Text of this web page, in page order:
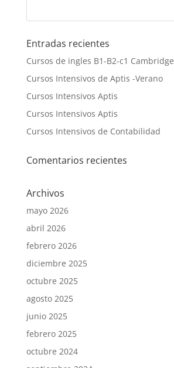
Entradas recientes
Cursos de ingles B1-B2-c1 Cambridge
Cursos Intensivos de Aptis -Verano
Cursos Intensivos Aptis
Cursos Intensivos Aptis
Cursos Intensivos de Contabilidad
Comentarios recientes
Archivos
mayo 2026
abril 2026
febrero 2026
diciembre 2025
octubre 2025
agosto 2025
junio 2025
febrero 2025
octubre 2024